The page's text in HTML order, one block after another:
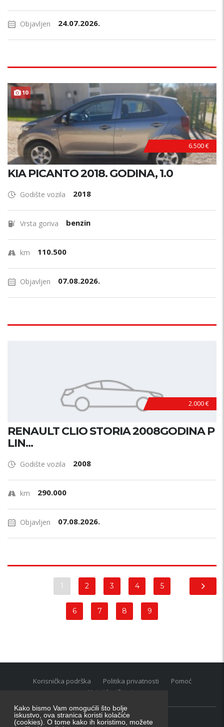
Kako bismo Vam omogućili što bolje
iskustvo, ova stranica koristi kolačiće
(cookies). O tome kako ih koristimo, možete
Objavljen 24.07.2026.
10
6.500 €
KIA PICANTO 2018. GODINA, 1.0
Godište vozila 2018
Vrsta goriva benzin
km 110.500
Objavljen 07.08.2026.
2.000 €
RENAULT CLIO STORIA 2008GODINA P
LIN...
Godište vozila 2008
km 290.000
Objavljen 07.08.2026.
1 2 3 4 5
6 7 8 9
Korisnička podrška Politika privatnosti
Pomoć
Uvjeti korištenja
Oglasnik grupacija:posao.hr|oglasnik.hr|auti.hr